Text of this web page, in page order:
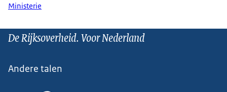
Ministerie
De Rijksoverheid. Voor Nederland
Andere talen